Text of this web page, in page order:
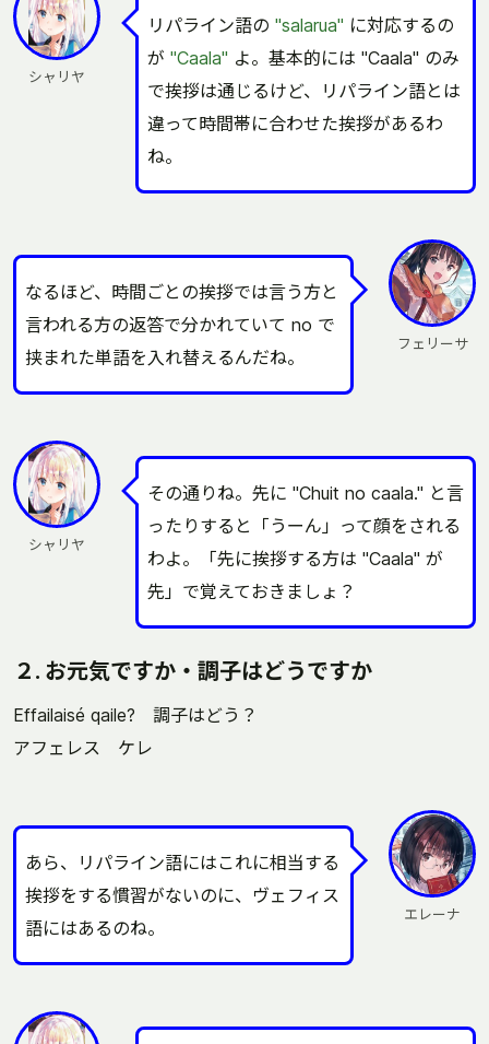
シャリヤ
リパライン語の "salarua" に対応するの
が "Caala" よ。基本的には "Caala" のみ
で挨拶は通じるけど、リパライン語とは
違って時間帯に合わせた挨拶があるわ
ね。
フェリーサ
なるほど、時間ごとの挨拶では言う方と
言われる方の返答で分かれていて no で
挟まれた単語を入れ替えるんだね。
シャリヤ
その通りね。先に "Chuit no caala." と言
ったりすると「うーん」って顔をされる
わよ。「先に挨拶する方は "Caala" が
先」で覚えておきましょ？
２. お元気ですか・調子はどうですか
Effailaisé qaile? 調子はどう？
アフェレス ケレ
エレーナ
あら、リパライン語にはこれに相当する
挨拶をする慣習がないのに、ヴェフィス
語にはあるのね。